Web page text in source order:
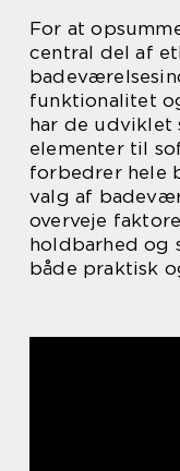
For at
central del af
funktionalitet
har de udviklet
elementer til
forbedrer hele
valg af
overveje
holdbarhed og
både praktisk